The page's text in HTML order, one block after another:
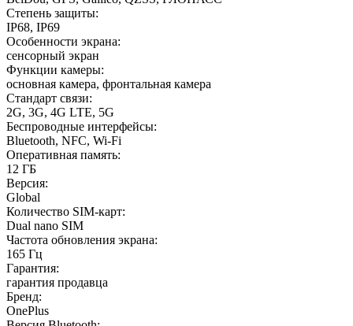
Степень защиты:
IP68, IP69
Особенности экрана:
сенсорный экран
Функции камеры:
основная камера, фронтальная камера
Стандарт связи:
2G, 3G, 4G LTE, 5G
Беспроводные интерфейсы:
Bluetooth, NFC, Wi-Fi
Оперативная память:
12 ГБ
Версия:
Global
Количество SIM-карт:
Dual nano SIM
Частота обновления экрана:
165 Гц
Гарантия:
гарантия продавца
Бренд:
OnePlus